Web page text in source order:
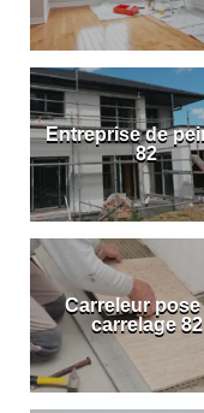
Entreprise de
82
Carreleur pose
carrelage 82